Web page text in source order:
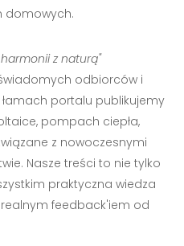
domowych.
z naturą"
odbiorców i
portalu publikujemy
pompach ciepła,
z nowoczesnymi
Nasze treści to nie tylko
praktyczna wiedza
feedback'iem od